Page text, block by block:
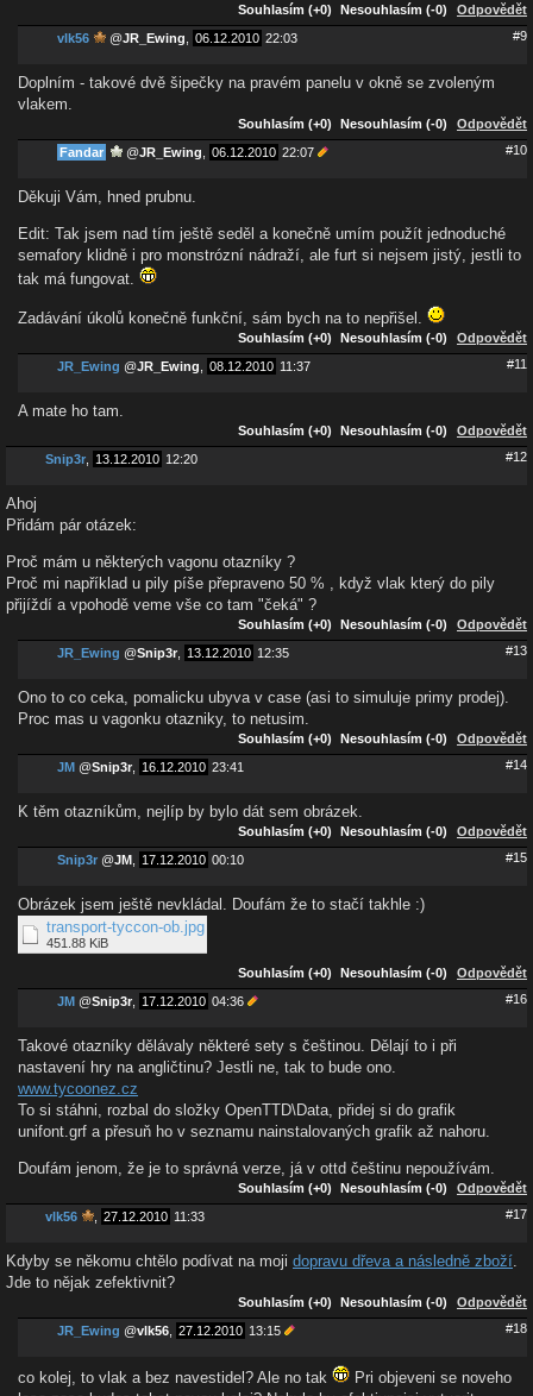
Souhlasím (+0) Nesouhlasím (-0) Odpovědět
vlk56 @JR_Ewing 06.12.2010 22:03 #9
Doplním - takové dvě šipečky na pravém panelu v okně se zvoleným
vlakem.
Souhlasím (+0) Nesouhlasím (-0) Odpovědět
Fandar @JR_Ewing 06.12.2010 22:07 #10
Děkuji Vám, hned prubnu.
Edit: Tak jsem nad tím ještě seděl a konečně umím použít jednoduché
semafory klidně i pro monstrózní nádraží, ale furt si nejsem jistý, jestli to
tak má fungovat.
Zadávání úkolů konečně funkční, sám bych na to nepřišel.
Souhlasím (+0) Nesouhlasím (-0) Odpovědět
JR_Ewing @JR_Ewing 08.12.2010 11:37 #11
A mate ho tam.
Souhlasím (+0) Nesouhlasím (-0) Odpovědět
Snip3r 13.12.2010 12:20 #12
Ahoj
Přidám pár otázek:
Proč mám u některých vagonu otazníky ?
Proč mi například u pily píše přepraveno 50 % , když vlak který do pily
přijíždí a vpohodě veme vše co tam "čeká" ?
Souhlasím (+0) Nesouhlasím (-0) Odpovědět
JR_Ewing @Snip3r 13.12.2010 12:35 #13
Ono to co ceka, pomalicku ubyva v case (asi to simuluje primy prodej).
Proc mas u vagonku otazniky, to netusim.
Souhlasím (+0) Nesouhlasím (-0) Odpovědět
JM @Snip3r 16.12.2010 23:41 #14
K těm otazníkům, nejlíp by bylo dát sem obrázek.
Souhlasím (+0) Nesouhlasím (-0) Odpovědět
Snip3r @JM 17.12.2010 00:10 #15
Obrázek jsem ještě nevkládal. Doufám že to stačí takhle :)
transport-tyccon-ob.jpg
451.88 KiB
Souhlasím (+0) Nesouhlasím (-0) Odpovědět
JM @Snip3r 17.12.2010 04:36 #16
Takové otazníky dělávaly některé sety s češtinou. Dělají to i při
nastavení hry na angličtinu? Jestli ne, tak to bude ono.
www.tycoonez.cz
To si stáhni, rozbal do složky OpenTTD\Data, přidej si do grafik
unifont.grf a přesuň ho v seznamu nainstalovaných grafik až nahoru.
Doufám jenom, že je to správná verze, já v ottd češtinu nepoužívám.
Souhlasím (+0) Nesouhlasím (-0) Odpovědět
vlk56 27.12.2010 11:33 #17
Kdyby se někomu chtělo podívat na moji dopravu dřeva a následně zboží
Jde to nějak zefektivnit?
Souhlasím (+0) Nesouhlasím (-0) Odpovědět
JR_Ewing @vlk56 27.12.2010 13:15 #18
co kolej, to vlak a bez navestidel? Ale no tak
Pri objeveni se noveho